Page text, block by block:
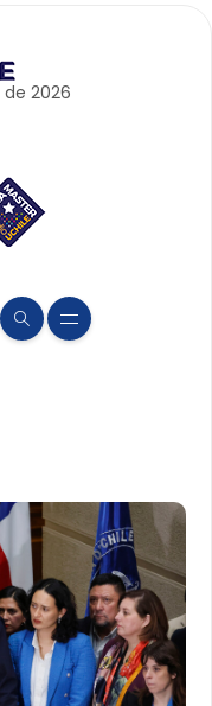
de 2026